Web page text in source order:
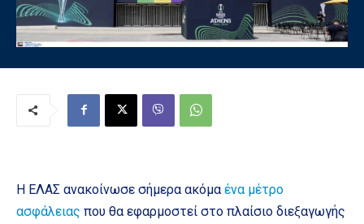
Η ΕΛΑΣ ανακοίνωσε σήμερα ακόμα ένα μέτρο
ασφάλειας που θα εφαρμοστεί στο πλαίσιο διεξαγωγής